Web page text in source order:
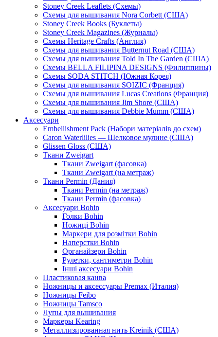
Stoney Creek Leaflets (Схемы)
Схемы для вышивания Nora Corbett (США)
Stoney Creek Books (Буклеты)
Stoney Creek Magazines (Журналы)
Схемы Heritage Crafts (Англия)
Схемы для вышивания Butternut Road (США)
Схемы для вышивания Told In The Garden (США)
Схемы BELLA FILIPINA DESIGNS (Филиппины)
Схемы SODA STITCH (Южная Корея)
Схемы для вышивания SOIZIC (Франция)
Схемы для вышивания Lucas Creations (Франция)
Схемы для вышивания Jim Shore (США)
Схемы для вышивания Debbie Mumm (США)
Аксесуари
Embellishment Pack (Набори матеріалів до схем)
Caron Waterlilies — Шелковое мулине (США)
Glissen Gloss (США)
Ткани Zweigart
Ткани Zweigart (фасовка)
Ткани Zweigart (на метраж)
Ткани Permin (Дания)
Ткани Permin (на метраж)
Ткани Permin (фасовка)
Аксесуари Bohin
Голки Bohin
Ножиці Bohin
Маркери для розмітки Bohin
Наперстки Bohin
Органайзери Bohin
Рулетки, сантиметри Bohin
Інші аксесуари Bohin
Пластиковая канва
Ножницы и аксессуары Premax (Италия)
Ножницы Feibo
Ножницы Tamsco
Лупы для вышивания
Маркеры Kearing
Металлизированная нить Kreinik (США)